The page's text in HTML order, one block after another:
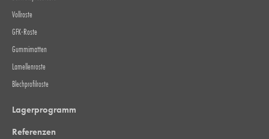
Vollroste
GFK-Roste
Gummimatten
Lamellenroste
Blechprofilroste
Lagerprogramm
Referenzen